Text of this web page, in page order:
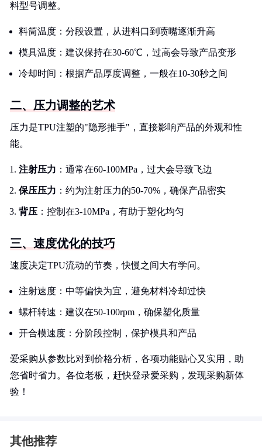
料型号调整。
料筒温度：分段设置，从进料口到喷嘴逐渐升高
模具温度：建议保持在30-60℃，过高会导致产品变形
冷却时间：根据产品厚度调整，一般在10-30秒之间
二、压力调整的艺术
压力是TPU注塑的"隐形推手"，直接影响产品的外观和性
能。
注射压力 ：通常在60-100MPa，过大会导致飞边
保压压力 ：约为注射压力的50-70%，确保产品密实
背压 ：控制在3-10MPa，有助于塑化均匀
三、速度优化的技巧
速度决定TPU流动的节奏，快慢之间大有学问。
注射速度：中等偏快为宜，避免材料冷却过快
螺杆转速：建议在50-100rpm，确保塑化质量
开合模速度：分阶段控制，保护模具和产品
爱采购从参数比对到价格分析，各项功能贴心又实用，助
您省时省力。各位老板，赶快登录爱采购，发现采购新体
验！
其他推荐